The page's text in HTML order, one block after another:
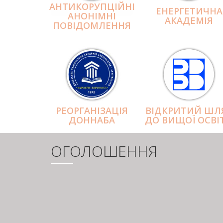
АНТИКОРУПЦІЙНІ
АНОНІМНІ
ПОВІДОМЛЕННЯ
ЕНЕРГЕТИЧНА
АКАДЕМІЯ
РЕОРГАНІЗАЦІЯ
ДОННАБА
ВІДКРИТИЙ
ДО ВИЩОЇ
ОГОЛОШЕННЯ